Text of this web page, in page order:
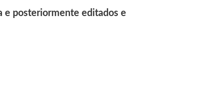
e posteriormente editados e